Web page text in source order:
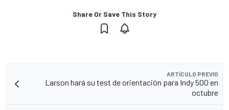
Share Or Save This Story
ARTÍCULO PREVIO
Larson hará su test de orientación para Indy 500 en
octubre